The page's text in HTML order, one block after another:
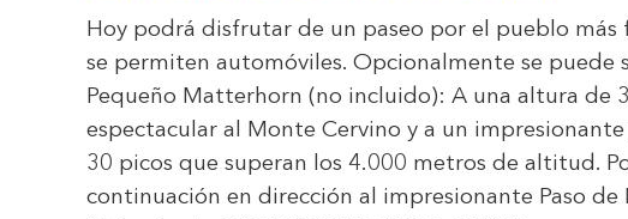
Hoy podrá disfrutar de un paseo por el pueblo más
se permiten automóviles. Opcionalmente se puede
Pequeño Matterhorn (no incluido): A una altura de
espectacular al Monte Cervino y a un
30 picos que superan los 4.000 metros de altitud.
continuación en dirección al impresionante Paso